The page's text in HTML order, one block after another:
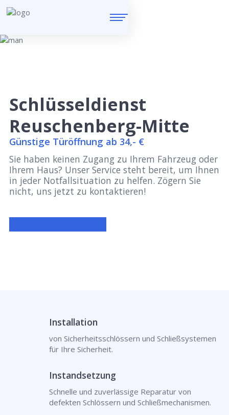
Schlüsseldienst
Reuschenberg-Mitte
Günstige Türöffnung ab 34,- €
Sie haben keinen Zugang zu Ihrem Fahrzeug oder
Ihrem Haus? Unser Service steht bereit, um Ihnen
in jeder Notfallsituation zu helfen. Zögern Sie
nicht, uns jetzt zu kontaktieren!
Installation
von Sicherheitsschlössern und Schließsystemen
für Ihre Sicherheit.
Instandsetzung
Schnelle und zuverlässige Reparatur von
defekten Schlössern und Schließmechanismen.